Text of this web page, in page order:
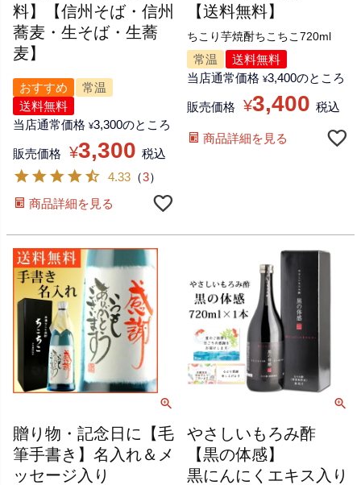
料】【信州そば・信州
蕎麦・生そば・生蕎
麦】
おすすめ
常温
送料無料
当店通常価格 ¥3,300のところ
販売価格 ¥3,300 税込
4.33 （3）
商品詳細を見る
ちこり芋焼酎ちこちこ720ml
【送料無料】
常温
送料無料
当店通常価格 ¥3,400のところ
販売価格 ¥3,400 税込
商品詳細を見る
贈り物・記念日に【毛
筆手書き】名入れ＆メ
ッセージ入り
やさしいもろみ酢
【黒の体感】
黒にんにくエキス入り